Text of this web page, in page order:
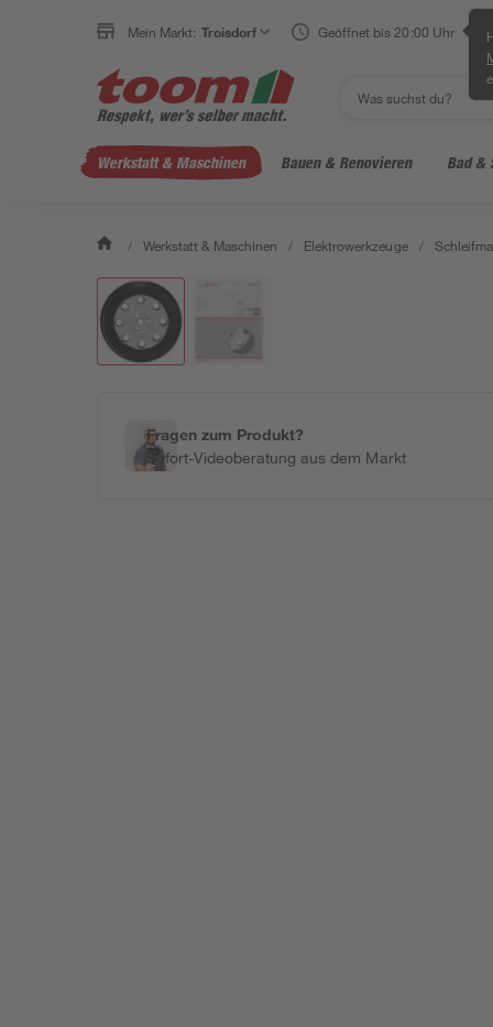
Mein Markt: Troisdorf Geöffnet bis 20:00 Uhr
Werkstatt & Maschinen Bauen & Renovieren Bad &
/ Werkstatt & Maschinen / Elektrowerkzeuge /
Fragen zum Produkt?
Sofort-Videoberatung aus dem Markt